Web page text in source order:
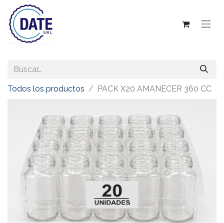
Todos los productos PACK X20 AMANECER 360 CC